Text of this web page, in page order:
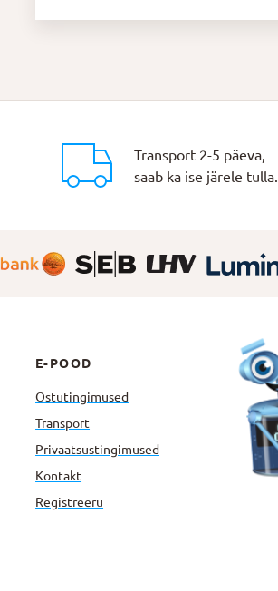
Transport 2-5 päeva,
saab ka ise järele tulla.
E-POOD
Ostutingimused
Transport
Privaatsus­tingimused
Kontakt
Registreeru